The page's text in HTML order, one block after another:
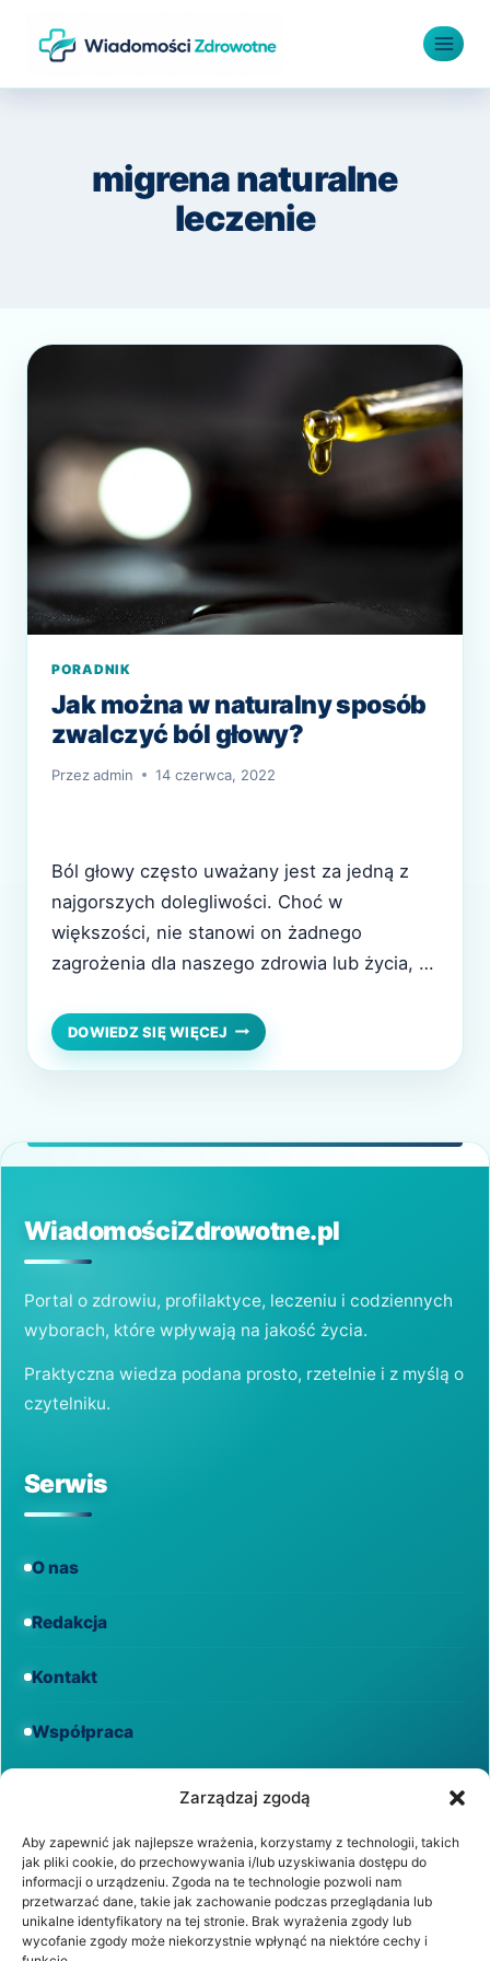
Zarządzaj zgodą
Aby zapewnić jak najlepsze wrażenia, korzystamy z technologii, takich
jak pliki cookie, do przechowywania i/lub uzyskiwania dostępu do
informacji o urządzeniu. Zgoda na te technologie pozwoli nam
przetwarzać dane, takie jak zachowanie podczas przeglądania lub
unikalne identyfikatory na tej stronie. Brak wyrażenia zgody lub
wycofanie zgody może niekorzystnie wpłynąć na niektóre cechy i
migrena naturalne
leczenie
PORADNIK
Jak można w naturalny sposób
zwalczyć ból głowy?
Przezadmin 14 czerwca, 2022
Ból głowy często uważany jest za jedną z
najgorszych dolegliwości. Choć w
większości, nie stanowi on żadnego
zagrożenia dla naszego zdrowia lub życia, to
funkcjonowanie. Co ciekawe, ból głowy
związany jest z różnymi aspektami naszego
nadmierny stres, który…
DOWIEDZ SIĘ WIĘCEJ JAK
MOŻNA
W
WiadomościZdrowotne.pl
Portal o zdrowiu, profilaktyce, leczeniu i codziennych
wyborach, które wpływają na jakość życia.
Praktyczna wiedza podana prosto, rzetelnie i z myślą o
czytelniku.
Serwis
O nas
Redakcja
Kontakt
Współpraca
Regulamin
Polityka prywatności